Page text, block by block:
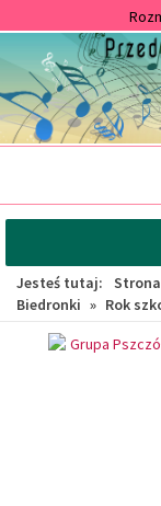
głównej
treści
wyszukiwarki
Jesteś tutaj:
Biedronki » Rok